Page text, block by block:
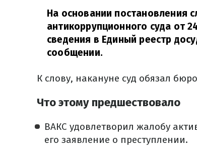
На основании постановления
антикоррупционного суда от
сведения в Единый реестр
сообщении.
К слову, накануне суд обязал
Что этому предшествовало
ВАКС удовлетворил жалобу
его заявление о преступлении.